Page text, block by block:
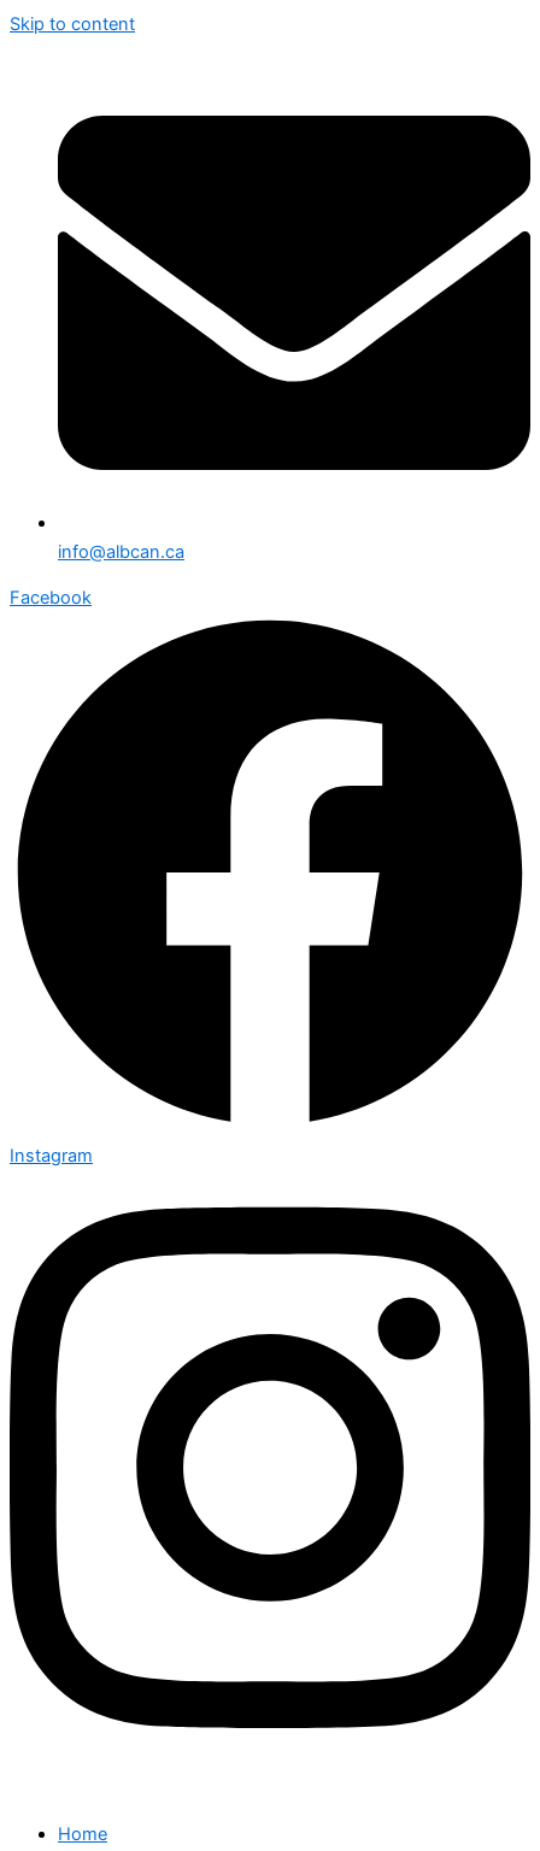
Skip to content
info@albcan.ca
Facebook
Instagram
Home